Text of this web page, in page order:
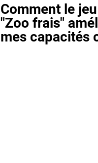
Comment le
"Zoo frais"
mes capacités